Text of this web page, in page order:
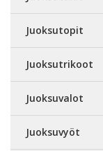
Juoksutopit
Juoksutrikoot
Juoksuvalot
Juoksuvyöt